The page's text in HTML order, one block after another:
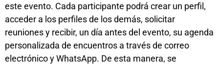
este evento. Cada participante podrá crear un perfil,
acceder a los perfiles de los demás, solicitar
reuniones y recibir, un día antes del evento, su agenda
personalizada de encuentros a través de correo
electrónico y WhatsApp. De esta manera, se